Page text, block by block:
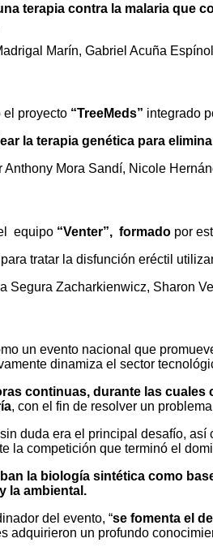
terapia contra la malaria que
Marín, Gabriel Acuña
el proyecto “TreeMeds” integrado
la terapia genética para
Anthony Mora Sandí, Nicole
equipo “Venter”, formado por
tratar la disfunción eréctil
Segura Zacharkienwicz, Sharon
un evento nacional que
dinamiza el sector
continuas, durante las
, con el fin de resolver un
duda era el principal desafío,
la competición que terminó el
la biología sintética como
la ambiental.
del evento, “se fomenta el
adquirieron un profundo